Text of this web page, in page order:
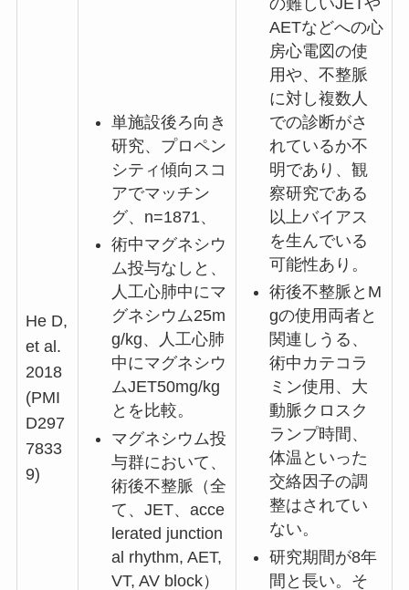
He D,
et al.
2018
(PMI
D297
7833
9)
単施設後ろ向き
研究、プロペン
シティ傾向スコ
アでマッチン
グ、n=1871、
術中マグネシウ
ム投与なしと、
人工心肺中にマ
グネシウム25m
g/kg、人工心肺
中にマグネシウ
ムJET50mg/kg
とを比較。
マグネシウム投
与群において、
術後不整脈（全
て、JET、acce
lerated junction
al rhythm, AET,
VT, AV block）
AETなどへの心
房心電図の使
用や、不整脈
に対し複数人
での診断がさ
れているか不
明であり、観
察研究である
以上バイアス
を生んでいる
可能性あり。
術後不整脈とM
gの使用両者と
関連しうる、
術中カテコラ
ミン使用、大
動脈クロスク
ランプ時間、
体温といった
交絡因子の調
整はされてい
ない。
研究期間が8年
間と長い。そ